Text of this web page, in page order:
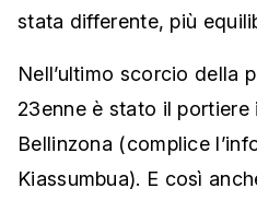
stata differente, più
Nell’ultimo scorcio della
23enne è stato il portiere
Bellinzona (complice
Kiassumbua). E così